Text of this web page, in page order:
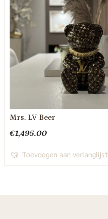
Mrs. LV Beer
€1,495.00
Toevoegen aan verlanglijst